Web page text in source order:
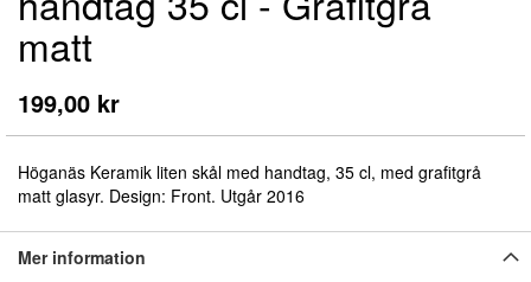
matt
199,00 kr
Höganäs Keramik liten skål med handtag, 35 cl, med grafitgrå
matt glasyr. Design: Front. Utgår 2016
av
bildgalleriet
Mer information